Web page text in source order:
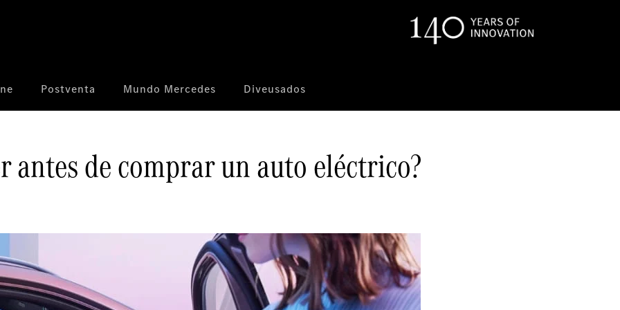
Postventa Mundo Mercedes Diveusados
antes de comprar un auto eléctrico?